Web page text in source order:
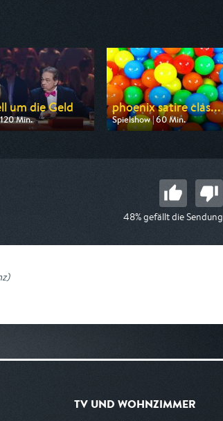
um die Geld
Min.
von Pro 7
phoenix satire clas...
Spielshow | 60 Min.
Ausgestrahlt von Phoenix
48% gefällt die Sendung
)
TV UND WOHNZIMMER